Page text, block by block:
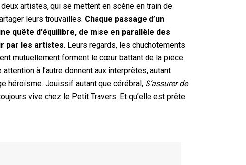
artistes, qui se mettent en scène en train de
leurs trouvailles. Chaque passage d’un
quête d’équilibre, de mise en parallèle des
par les artistes. Leurs regards, les chuchotements
mutuellement forment le cœur battant de la pièce.
à l’autre donnent aux interprètes, autant
héroïsme. Jouissif autant que cérébral, S’assurer de
vive chez le Petit Travers. Et qu’elle est prête